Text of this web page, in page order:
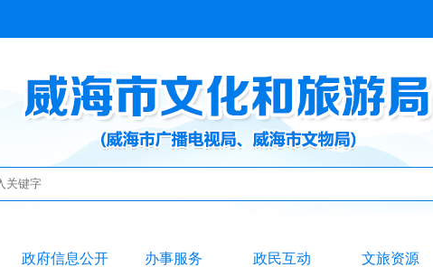
政府信息公开 办事服务 政民互动 文旅资源